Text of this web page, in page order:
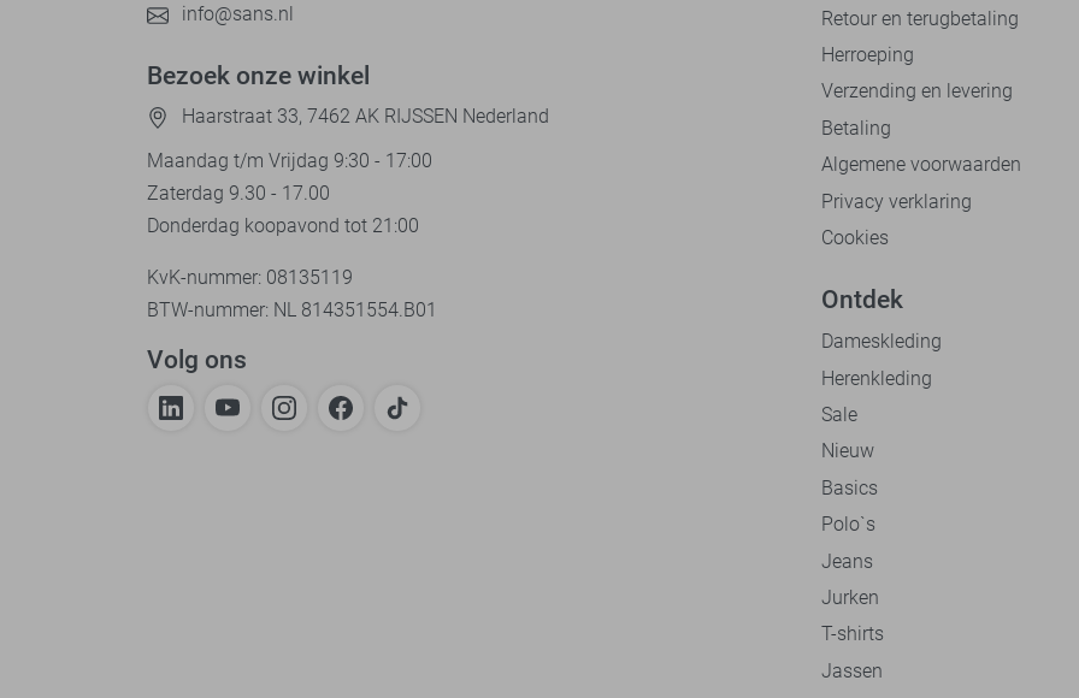
info@sans.nl
Bezoek onze winkel
Haarstraat 33, 7462 AK RIJSSEN Nederland
Maandag t/m Vrijdag 9:30 - 17:00
Zaterdag 9.30 - 17.00
Donderdag koopavond tot 21:00
KvK-nummer: 08135119
BTW-nummer: NL 814351554.B01
Volg ons
Retour en terugbetaling
Herroeping
Verzending en levering
Betaling
Algemene voorwaarden
Privacy verklaring
Cookies
Ontdek
Dameskleding
Herenkleding
Sale
Nieuw
Basics
Polo`s
Jeans
Jurken
T-shirts
Jassen